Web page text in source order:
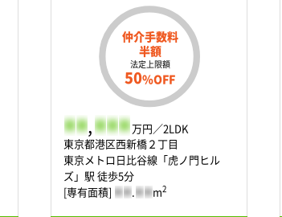
仲介手数料
半額
法定上限額
50%OFF
- - ,- - - 万円／2LDK
東京都港区西新橋２丁目
東京メトロ日比谷線「虎ノ門ヒル
ズ」駅 徒歩5分
[専有面積] - - .- - m2